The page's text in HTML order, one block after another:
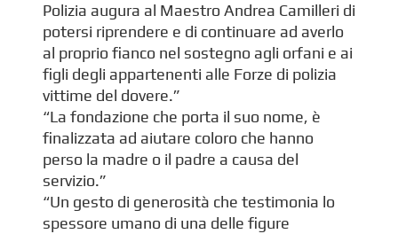
Polizia augura al Maestro Andrea Camilleri di
potersi riprendere e di continuare ad averlo
al proprio fianco nel sostegno agli orfani e ai
figli degli appartenenti alle Forze di polizia
vittime del dovere.”
“La fondazione che porta il suo nome, è
finalizzata ad aiutare coloro che hanno
perso la madre o il padre a causa del
servizio.”
“Un gesto di generosità che testimonia lo
spessore umano di una delle figure